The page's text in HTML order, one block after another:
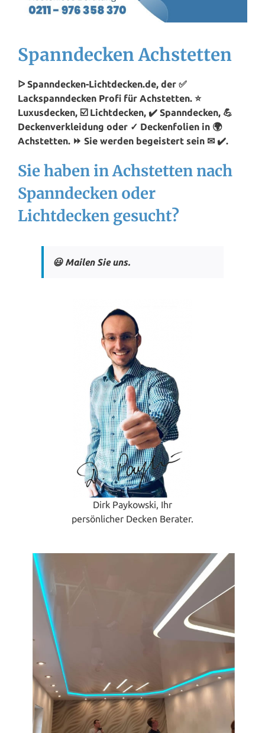
Spanndecken Achstetten
ᐅ Spanndecken-Lichtdecken.de, der ✅
Lackspanndecken Profi für Achstetten. ⭐
Luxusdecken, ☑️ Lichtdecken, ✔️ Spanndecken, 💪
Deckenverkleidung oder ✓ Deckenfolien in 🌍
Achstetten. ⏩ Sie werden begeistert sein ✉ ✔️.
Sie haben in Achstetten nach
Spanndecken oder
Lichtdecken gesucht?
😃 Mailen Sie uns.
Dirk Paykowski, Ihr
persönlicher Decken Berater.